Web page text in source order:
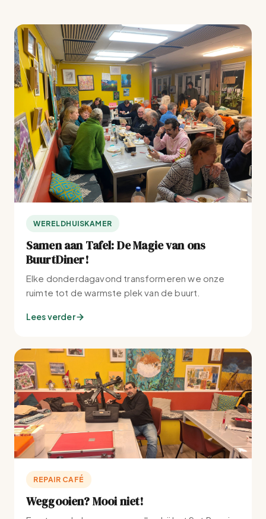
WERELDHUISKAMER
Samen aan Tafel: De Magie van ons
BuurtDiner!
Elke donderdagavond transformeren we onze
ruimte tot de warmste plek van de buurt.
Lees verder
REPAIR CAFÉ
Weggooien? Mooi niet!